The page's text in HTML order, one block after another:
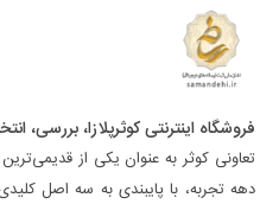
فروشگاه اینترنتی کوثرپلازا، بررسی،
تعاونی کوثر به عنوان یکی از
دهه تجربه، با پایبندی به سه اصل